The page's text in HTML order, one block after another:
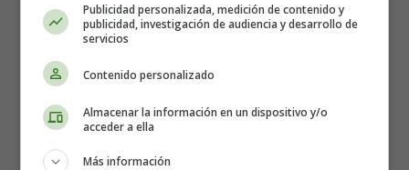
Colorear en Inglés
Publicidad personalizada, medición de contenido y
publicidad, investigación de audiencia y desarrollo de
servicios
Contenido personalizado
Almacenar la información en un dispositivo y/o
acceder a ella
Más información